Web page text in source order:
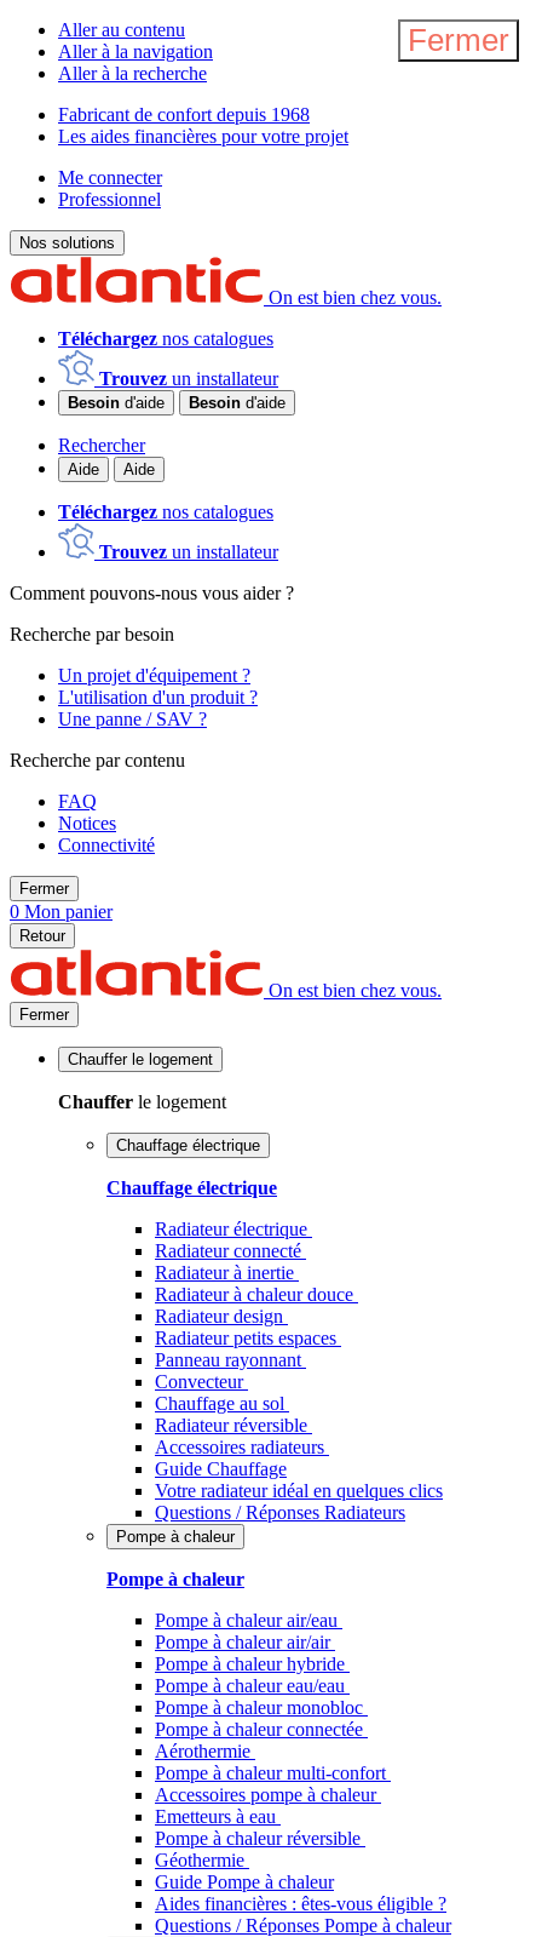
Aller au contenu
Aller à la navigation
Aller à la recherche
Fabricant de confort depuis 1968
Les aides financières pour votre projet
Me connecter
Professionnel
Nos solutions
On est bien chez vous.
Téléchargez nos catalogues
Trouvez un installateur
Besoin d'aide Besoin d'aide
Rechercher
Aide Aide
Téléchargez nos catalogues
Trouvez un installateur
Comment pouvons-nous vous aider ?
Recherche par besoin
Un projet d'équipement ?
L'utilisation d'un produit ?
Une panne / SAV ?
Recherche par contenu
FAQ
Notices
Connectivité
Fermer
0 Mon panier
Retour
On est bien chez vous.
Fermer
Chauffer le logement
Chauffer le logement
Chauffage électrique
Chauffage électrique
Radiateur électrique
Radiateur connecté
Radiateur à inertie
Radiateur à chaleur douce
Radiateur design
Radiateur petits espaces
Panneau rayonnant
Convecteur
Chauffage au sol
Radiateur réversible
Accessoires radiateurs
Guide Chauffage
Votre radiateur idéal en quelques clics
Questions / Réponses Radiateurs
Pompe à chaleur
Pompe à chaleur
Pompe à chaleur air/eau
Pompe à chaleur air/air
Pompe à chaleur hybride
Pompe à chaleur​ eau/eau
Pompe à chaleur monobloc
Pompe à chaleur connectée
Aérothermie
Pompe à chaleur multi-confort
Accessoires pompe à chaleur
Emetteurs à eau
Pompe à chaleur réversible
Géothermie
Guide Pompe à chaleur
Aides financières : êtes-vous éligible ?
Questions / Réponses Pompe à chaleur
Fermer